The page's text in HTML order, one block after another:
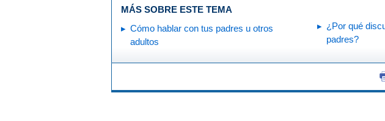
MÁS SOBRE ESTE TEMA
Cómo hablar con tus padres u otros
adultos
¿Por qué
padres?